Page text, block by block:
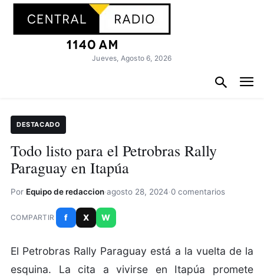
Jueves, Agosto 6, 2026
DESTACADO
Todo listo para el Petrobras Rally
Paraguay en Itapúa
Por Equipo de redaccion·agosto 28, 2024·0 comentarios
COMPARTIR f X W
El Petrobras Rally Paraguay está a la vuelta de la
esquina. La cita a vivirse en Itapúa promete